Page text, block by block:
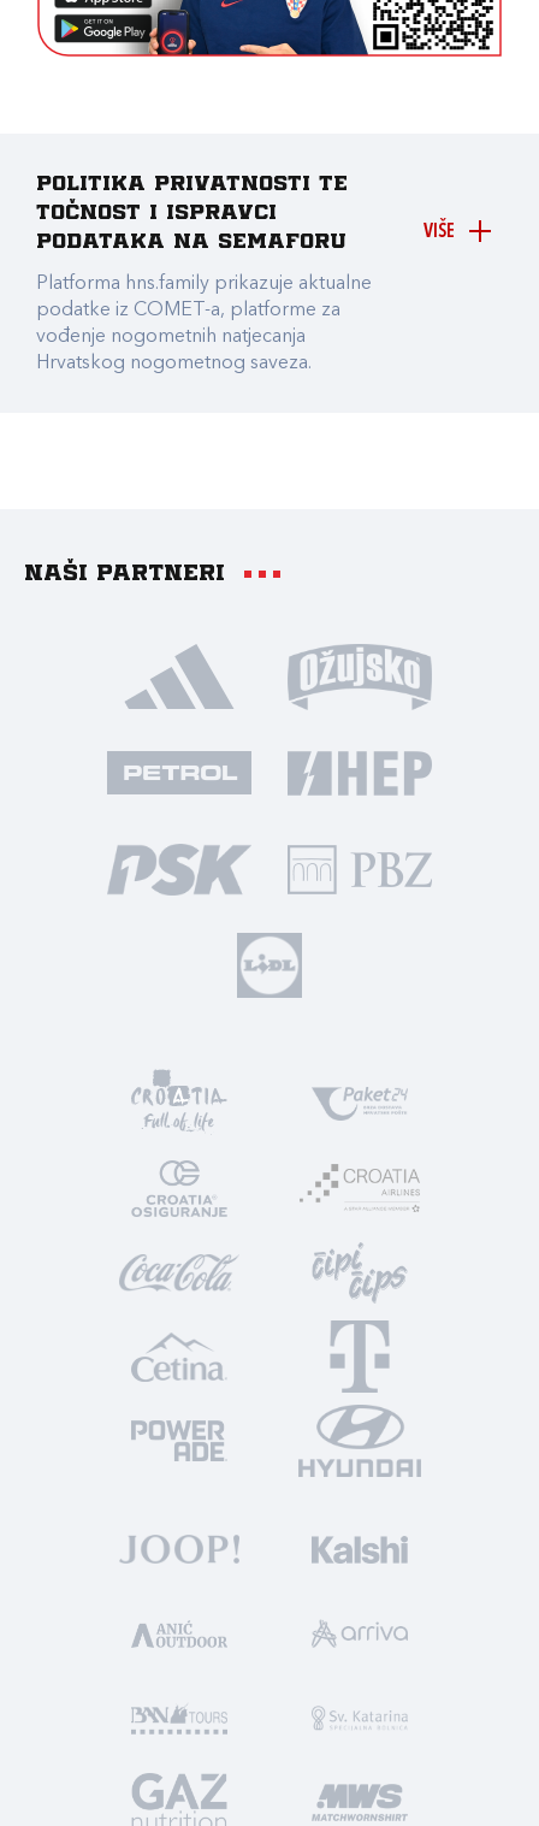
VIŠE
Politika privatnosti te
točnost i ispravci
podataka na Semaforu
Platforma hns.family prikazuje aktualne
podatke iz COMET-a, platforme za
vođenje nogometnih natjecanja
Hrvatskog nogometnog saveza.
Naši partneri